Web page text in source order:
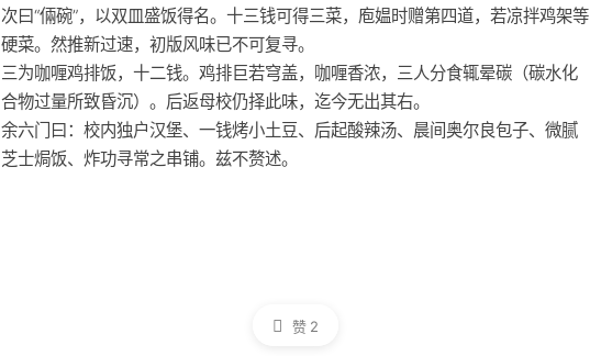
次曰“倆碗”，以双皿盛饭得名。十三钱可得三菜，庖媪时赠第四道，若凉拌鸡架等
硬菜。然推新过速，初版风味已不可复寻。
三为咖喱鸡排饭，十二钱。鸡排巨若穹盖，咖喱香浓，三人分食辄晕碳（碳水化
合物过量所致昏沉）。后返母校仍择此味，迄今无出其右。
余六门曰：校内独户汉堡、一钱烤小土豆、后起酸辣汤、晨间奥尔良包子、微腻
芝士焗饭、炸功寻常之串铺。兹不赘述。
赞 2